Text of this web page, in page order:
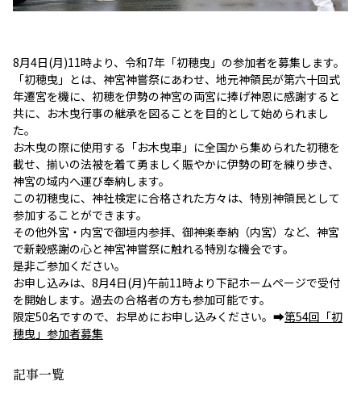
8月4日(月)11時より、令和7年「初穂曳」の参加者を募集します。
「初穂曳」とは、神宮神嘗祭にあわせ、地元神領民が第六十回式
年遷宮を機に、初穂を伊勢の神宮の両宮に捧げ神恩に感謝すると
共に、お木曳行事の継承を図ることを目的として始められまし
た。
お木曳の際に使用する「お木曳車」に全国から集められた初穂を
載せ、揃いの法被を着て勇ましく賑やかに伊勢の町を練り歩き、
神宮の域内へ運び奉納します。
この初穂曳に、神社検定に合格された方々は、特別神領民として
参加することができます。
その他外宮・内宮で御垣内参拝、御神楽奉納（内宮）など、神宮
で新穀感謝の心と神宮神嘗祭に触れる特別な機会です。
是非ご参加ください。
お申し込みは、8月4日(月)午前11時より下記ホームページで受付
を開始します。過去の合格者の方も参加可能です。
限定50名ですので、お早めにお申し込みください。➡第54回「初
穂曳」参加者募集
記事一覧